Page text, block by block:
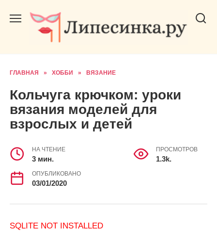
содержанию
ГЛАВНАЯ » ХОББИ » ВЯЗАНИЕ
Кольчуга крючком: уроки
вязания моделей для
взрослых и детей
НА ЧТЕНИЕ
3 мин.
ПРОСМОТРОВ
1.3k.
ОПУБЛИКОВАНО
03/01/2020
SQLITE NOT INSTALLED